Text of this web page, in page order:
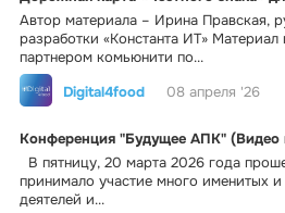
Автор материала – Ирина Правская,
разработки «Константа ИТ»
партнером комьюнити по...
Digital4food
08 апреля '26
Конференция "Будущее АПК" (Видео
В пятницу, 20 марта 2026 года
принимало участие много именитых
деятелей и...